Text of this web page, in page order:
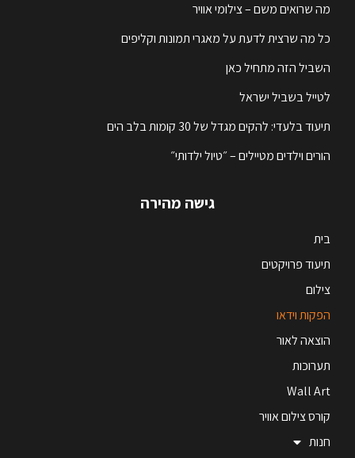
מה שרואים משם – צילומי אוויר
כל מה שרצית לדעת על מאגרי תמונות וקליפים
השביל הזה מתחיל כאן
לטייל בשביל ישראל
תיעוד בלעדי: להקים מגדל של 30 קומות בלב הים
הורים וילדים מטיילים – ״טיול ילדותי״
גישה מהירה
בית
תיעוד פרויקטים
צילום
הפקות וידאו
הוצאה לאור
תערוכות
Wall Art
קורס צילום אוויר
חנות